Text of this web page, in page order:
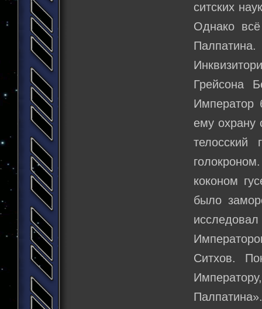
ситских
Однако всё
Грейсона
Император
ему охрану
коконом
было
Ситхов.